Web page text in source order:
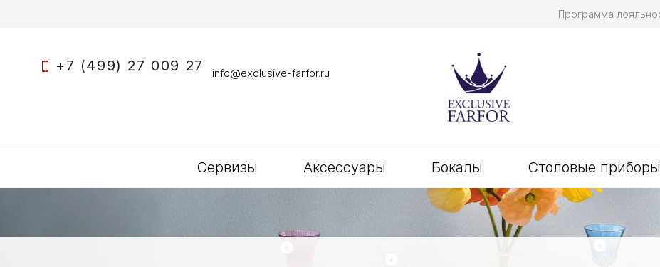
Программа
+7 (499) 27 009 27 info@exclusive-farfor.ru
Сервизы Аксессуары Бокалы Столовые приборы
+
+
+